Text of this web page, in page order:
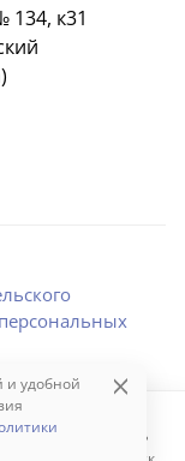
к31
и удобной